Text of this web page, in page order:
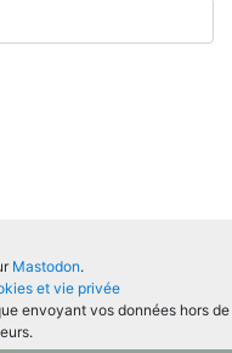
Mastodon.
et vie privée
envoyant vos données hors de